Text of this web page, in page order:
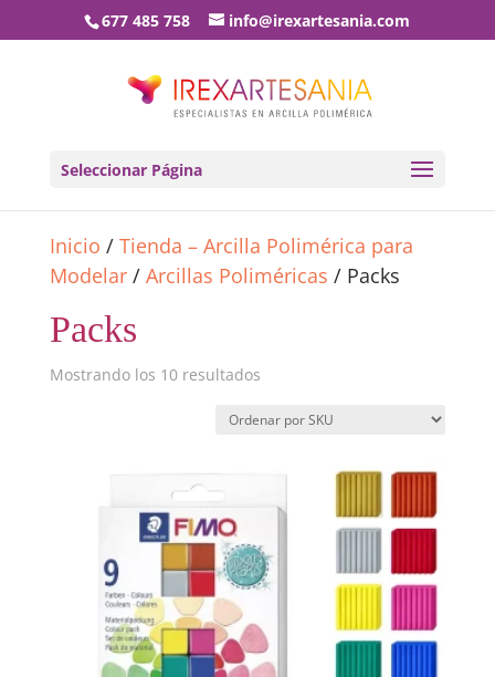
677 485 758 info@irexartesania.com
Seleccionar Página
Inicio / Tienda – Arcilla Polimérica para
Modelar/ Arcillas Poliméricas / Packs
Packs
Mostrando los 10 resultados